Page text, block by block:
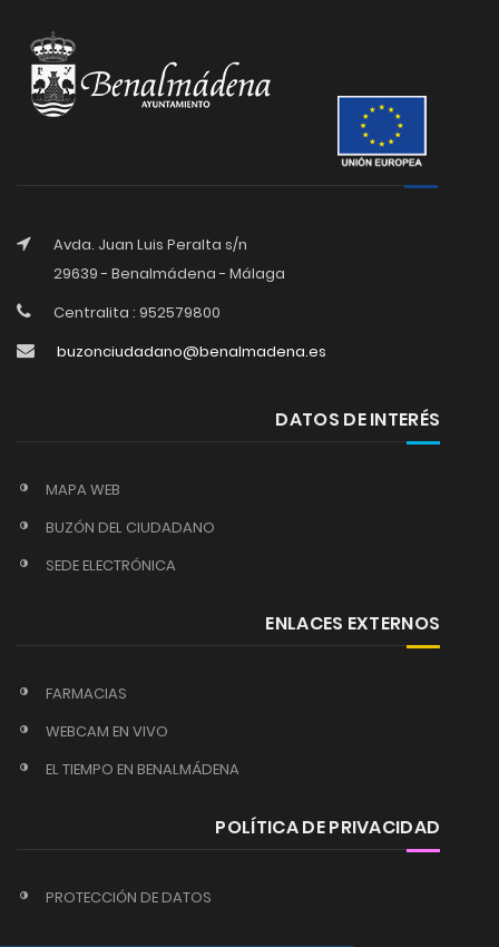
Avda. Juan Luis Peralta s/n
29639 - Benalmádena - Málaga
Centralita : 952579800
buzonciudadano@benalmadena.es
DATOS DE INTERÉS
MAPA WEB
BUZÓN DEL CIUDADANO
SEDE ELECTRÓNICA
ENLACES EXTERNOS
FARMACIAS
WEBCAM EN VIVO
EL TIEMPO EN BENALMÁDENA
POLÍTICA DE PRIVACIDAD
PROTECCIÓN DE DATOS